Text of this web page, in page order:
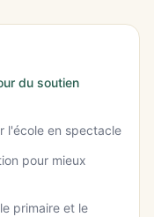
du soutien
l'école en spectacle
pour mieux
primaire et le